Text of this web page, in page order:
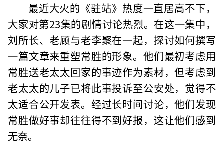
最近大火的《驻站》热度一直居高不下，
大家对第23集的剧情讨论热烈。在这一集中，
刘所长、老顾与老李聚在一起，探讨如何撰写
一篇文章来重塑常胜的形象。他们最初考虑用
常胜送老太太回家的事迹作为素材，但考虑到
老太太的儿子已将此事投诉至公安处，觉得不
太适合公开发表。经过长时间讨论，他们发现
常胜做好事却往往得不到好报，这让他们感到
无奈。